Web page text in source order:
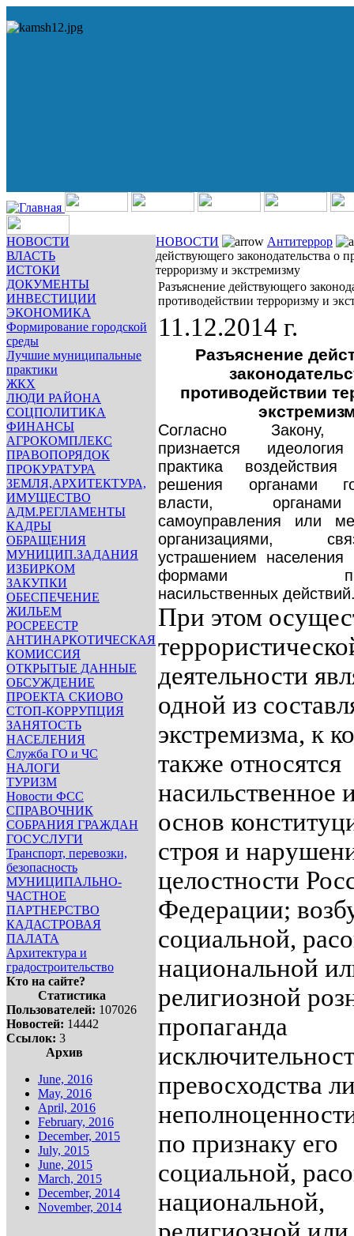
НОВОСТИ
ВЛАСТЬ
ИСТОКИ
ДОКУМЕНТЫ
ИНВЕСТИЦИИ
ЭКОНОМИКА
Формирование городской
среды
Лучшие муниципальные
практики
ЖКХ
ЛЮДИ РАЙОНА
СОЦПОЛИТИКА
ФИНАНСЫ
АГРОКОМПЛЕКС
ПРАВОПОРЯДОК
ПРОКУРАТУРА
ЗЕМЛЯ,АРХИТЕКТУРА,
ИМУЩЕСТВО
АДМ.РЕГЛАМЕНТЫ
КАДРЫ
ОБРАЩЕНИЯ
МУНИЦИП.ЗАДАНИЯ
ИЗБИРКОМ
ЗАКУПКИ
ОБЕСПЕЧЕНИЕ
ЖИЛЬЕМ
РОСРЕЕСТР
АНТИНАРКОТИЧЕСКАЯ
КОМИССИЯ
ОТКРЫТЫЕ ДАННЫЕ
ОБСУЖДЕНИЕ
ПРОЕКТА СКИОВО
СТОП-КОРРУПЦИЯ
ЗАНЯТОСТЬ
НАСЕЛЕНИЯ
Служба ГО и ЧС
НАЛОГИ
ТУРИЗМ
Новости ФСС
СПРАВОЧНИК
СОБРАНИЯ ГРАЖДАН
ГОСУСЛУГИ
Транспорт, перевозки,
безопасность
МУНИЦИПАЛЬНО-
ЧАСТНОЕ
ПАРТНЕРСТВО
КАДАСТРОВАЯ
ПАЛАТА
Архитектура и
градостроительство
Кто на сайте?
Статистика
Пользователей: 107026
Новостей: 14442
Ссылок: 3
Архив
June, 2016
May, 2016
April, 2016
February, 2016
December, 2015
July, 2015
June, 2015
March, 2015
December, 2014
November, 2014
НОВОСТИ
Антитеррор
действующего законодательства о
терроризму и экстремизму
Разъяснение действующего
противодействии терроризму и
11.12.2014 г.
Разъяснение
противодействии
Согласно Закону,
признается
практика
решения органами
власти,
самоуправления или
организациями,
устрашением
формами
насильственных
При этом
деятельности
одной из
экстремизма, к
также относятся
насильственное
основ
строя и
целостности
Федерации;
социальной,
национальной
религиозной
пропаганда
превосходства
по признаку его
социальной,
национальной,